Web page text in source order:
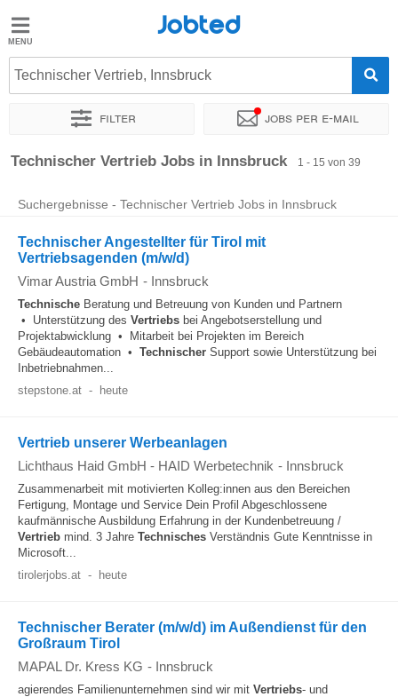
Jobted
Jobs
Jobted
Technischer Vertrieb, Innsbruck
Filter Jobs per e-mail
Sortieren nach Genauer Standort Unternehmen
Technischer Vertrieb Jobs in Innsbruck 1 - 15 von 39
Suchergebnisse - Technischer Vertrieb Jobs in Innsbruck
Technischer Angestellter für Tirol mit
Vertriebsagenden (m/w/d)
Vimar Austria GmbH - Innsbruck
Technische Beratung und Betreuung von Kunden und Partnern
• Unterstützung des Vertriebs bei Angebotserstellung und
Projektabwicklung • Mitarbeit bei Projekten im Bereich
Gebäudeautomation • Technischer Support sowie Unterstützung bei
Inbetriebnahmen...
stepstone.at - heute
Vertrieb unserer Werbeanlagen
Lichthaus Haid GmbH - HAID Werbetechnik - Innsbruck
Zusammenarbeit mit motivierten Kolleg:innen aus den Bereichen
Fertigung, Montage und Service Dein Profil Abgeschlossene
kaufmännische Ausbildung Erfahrung in der Kundenbetreuung /
Vertrieb mind. 3 Jahre Technisches Verständnis Gute Kenntnisse in
Microsoft...
tirolerjobs.at - heute
Technischer Berater (m/w/d) im Außendienst für den
Großraum Tirol
MAPAL Dr. Kress KG - Innsbruck
agierendes Familienunternehmen sind wir mit Vertriebs- und